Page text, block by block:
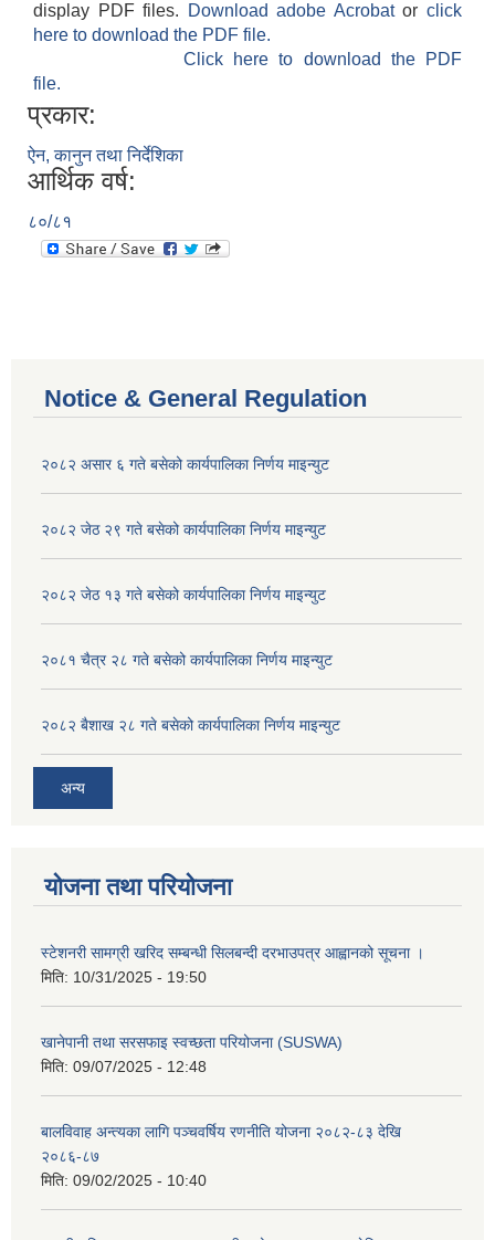
display PDF files.
Download adobe Acrobatorclick
here to download the PDF file.
Click here to download the PDF
file.
प्रकार:
ऐन, कानुन तथा निर्देशिका
आर्थिक वर्ष:
८०/८१
Notice & General Regulation
२०८२ असार ६ गते बसेको कार्यपालिका निर्णय माइन्युट
२०८२ जेठ २९ गते बसेको कार्यपालिका निर्णय माइन्युट
२०८२ जेठ १३ गते बसेको कार्यपालिका निर्णय माइन्युट
२०८१ चैत्र २८ गते बसेको कार्यपालिका निर्णय माइन्युट
२०८२ बैशाख २८ गते बसेको कार्यपालिका निर्णय माइन्युट
अन्य
योजना तथा परियोजना
स्टेशनरी सामग्री खरिद सम्बन्धी सिलबन्दी दरभाउपत्र आह्वानको सूचना ।
मिति: 10/31/2025 - 19:50
खानेपानी तथा सरसफाइ स्वच्छता परियोजना (SUSWA)
मिति: 09/07/2025 - 12:48
बालविवाह अन्त्यका लागि पञ्चवर्षिय रणनीति योजना २०८२-८३ देखि
२०८६-८७
मिति: 09/02/2025 - 10:40